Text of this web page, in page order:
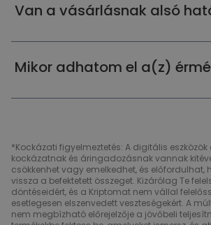
Van a vásárlásnak alsó
Mikor adhatom el a(z)
*Kockázati figyelmeztetés: A digitális
kockázatnak és áringadozásnak vannak
csökkenhet vagy emelkedhet, és előfordulhat,
vissza a befektetett összeget. Kizárólag Te
döntéseidért, és a Kriptomat nem vállal
esetlegesen elszenvedett veszteségekért. A
nem megbízható előrejelzője a jövőbeli